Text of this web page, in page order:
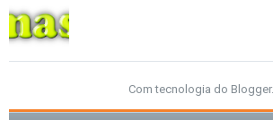
Com tecnologia do Blogger.